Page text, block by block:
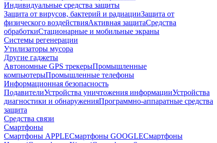
Индивидуальные средства защиты
Защита от вирусов, бактерий и радиацииЗащита от
физического воздействияАктивная защитаСредства
обработкиСтационарные и мобильные экраны
Системы регенерации
Утилизаторы мусора
Другие гаджеты
Автономные GPS трекерыПромышленные
компьютерыПромышленные телефоны
Информационная безопасность
ПодавителиУстройства уничтожения информацииУстройства
диагностики и обнаруженияПрограммно-аппаратные средства
защита
Средства связи
Смартфоны
Смартфоны APPLEСмартфоны GOOGLEСмартфоны